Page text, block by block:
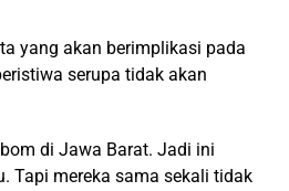
yang akan berimplikasi pada
serupa tidak akan
di Jawa Barat. Jadi ini
Tapi mereka sama sekali tidak